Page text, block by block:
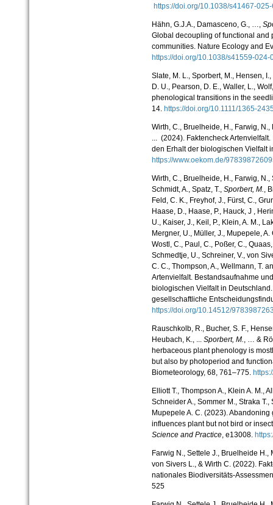
https://doi.org/10.1038/s41467-
Hähn, G.J.A., Damasceno, G., …,
Global decoupling of functional and
communities. Nature Ecology and
https://doi.org/10.1038/s41559-024-
Slate, M. L., Sporbert, M.
, Hensen,
D. U., Pearson, D. E., Waller, L.,
phenological transitions in the
14. https://doi.org/10.1111/1365-
Wirth, C., Bruelheide, H., Farwig,
... (2024). Faktencheck
den Erhalt der biologischen Vielfalt
https://www.oekom.de/
Wirth, C., Bruelheide, H., Farwig, N.,
Schmidt, A., Spatz, T., Sporbert, M.
,
Feld, C. K., Freyhof, J., Fürst, C.,
Haase, D., Haase, P., Hauck, J ,
U., Kaiser, J., Keil, P., Klein, A. M.,
Mergner, U., Müller, J., Mupepele,
Wostl, C., Paul, C., Poßer, C.,
Schmedtje, U., Schreiner, V., von
C. C., Thompson, A., Wellmann, T.
Artenvielfalt. Bestandsaufnahme
biologischen Vielfalt in
gesellschaftliche
https://doi.org/10.14512/
Rauschkolb, R., Bucher, S. F.,
Heubach, K., ... Sporbert, M.
, … &
herbaceous plant phenology is
but also by photoperiod and
Biometeorology, 68, 761–775.
Elliott T., Thompson A., Klein A. M.,
Schneider A., Sommer M., Straka T.,
Mupepele A. C. (2023).
influences plant but not bird or
Science and Practice, e13008.
Farwig N., Settele J., Bruelheide H.,
von Sivers L., & Wirth C. (2022).
nationales Biodiversitäts-
525